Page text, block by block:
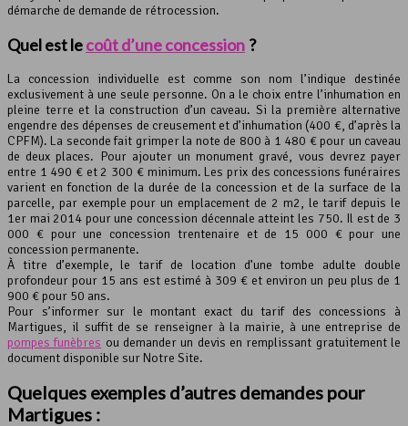
démarche de demande de rétrocession.
Quel est lecoût d’une concession ?
La concession individuelle est comme son nom l’indique destinée
exclusivement à une seule personne. On a le choix entre l’inhumation en
pleine terre et la construction d’un caveau. Si la première alternative
engendre des dépenses de creusement et d’inhumation (400 €, d’après la
CPFM). La seconde fait grimper la note de 800 à 1 480 € pour un caveau
de deux places. Pour ajouter un monument gravé, vous devrez payer
entre 1 490 € et 2 300 € minimum. Les prix des concessions funéraires
varient en fonction de la durée de la concession et de la surface de la
parcelle, par exemple pour un emplacement de 2 m2, le tarif depuis le
1er mai 2014 pour une concession décennale atteint les 750. Il est de 3
000 € pour une concession trentenaire et de 15 000 € pour une
concession permanente.
À titre d’exemple, le tarif de location d’une tombe adulte double
profondeur pour 15 ans est estimé à 309 € et environ un peu plus de 1
900 € pour 50 ans.
Pour s’informer sur le montant exact du tarif des concessions à
Martigues, il suffit de se renseigner à la mairie, à une entreprise de
pompes funèbres ou demander un devis en remplissant gratuitement le
document disponible sur Notre Site.
Quelques exemples d’autres demandes pour
Martigues :